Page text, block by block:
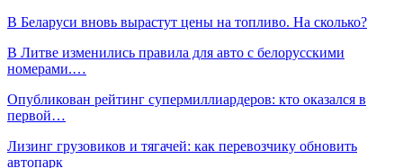
В Беларуси вновь вырастут цены на топливо. На сколько?
В Литве изменились правила для авто с белорусскими
номерами.…
Опубликован рейтинг супермиллиардеров: кто оказался в
первой…
Лизинг грузовиков и тягачей: как перевозчику обновить
автопарк